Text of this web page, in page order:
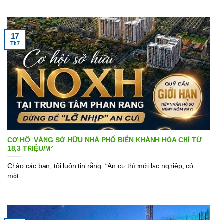
CƠ HỘI VÀNG SỞ HỮU NHÀ PHỐ BIỂN KHÁNH HÒA CHỈ TỪ
18,3 TRIỆU/M²
Chào các bạn, tôi luôn tin rằng: “An cư thì mới lạc nghiệp, có
một...
17
Th7